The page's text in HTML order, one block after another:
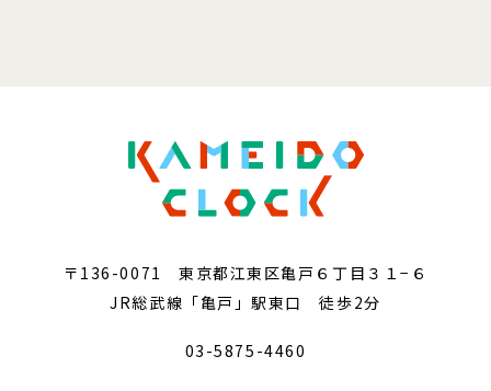
〒136-0071 東京都江東区亀戸６丁目３１−６
JR総武線「亀戸」駅東口 徒歩2分
03-5875-4460